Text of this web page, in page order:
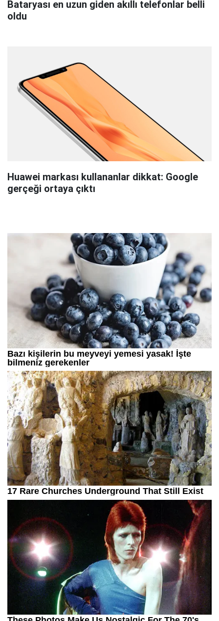
Bataryası en uzun giden akıllı telefonlar belli
oldu
Huawei markası kullananlar dikkat: Google
gerçeği ortaya çıktı